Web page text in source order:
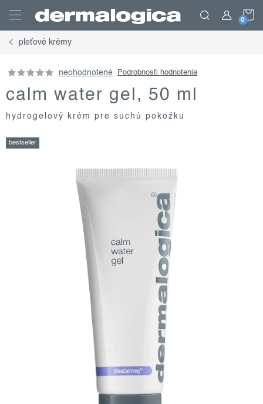
obsah
pleťové krémy
neohodnotené Podrobnosti hodnotenia
calm water gel, 50 ml
hydrogelový krém pre suchú pokožku
bestseller